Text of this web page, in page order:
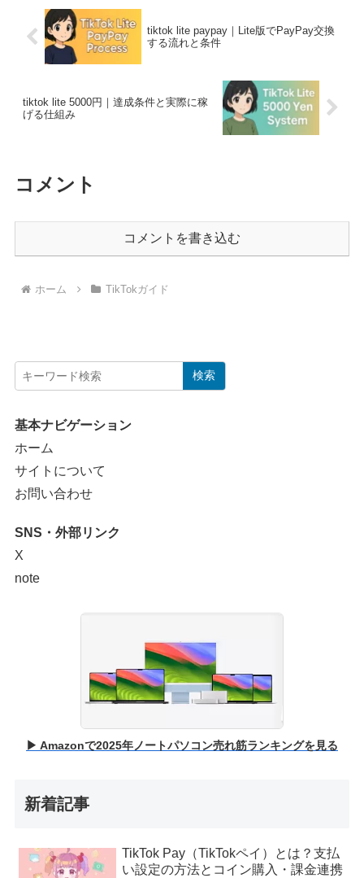
tiktok lite paypay｜Lite版でPayPay交換
する流れと条件
tiktok lite 5000円｜達成条件と実際に稼
げる仕組み
コメント
コメントを書き込む
ホーム TikTokガイド
検索
基本ナビゲーション
ホーム
サイトについて
お問い合わせ
SNS・外部リンク
X
note
▶ Amazonで2025年ノートパソコン売れ筋ランキングを見る
新着記事
TikTok Pay（TikTokペイ）とは？支払
い設定の方法とコイン購入・課金連携